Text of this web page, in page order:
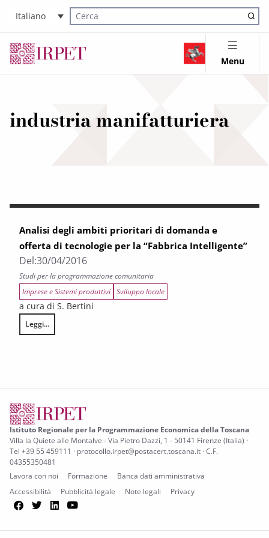
Italiano
Cerca nel sito
Menu
industria manifatturiera
Analisi degli ambiti prioritari di domanda e
offerta di tecnologie per la “Fabbrica Intelligente”
Del:30/04/2016
Studi per la programmazione comunitaria
Imprese e Sistemi produttivi Sviluppo locale
a cura di S. Bertini
Leggi...
Analisi degli ambiti prioritari di domanda e offerta di tecnologie per la
Istituto Regionale per la Programmazione Economica della Toscana
Villa la Quiete alle Montalve - Via Pietro Dazzi, 1 - 50141 Firenze (Italia) ·
Tel +39 55 459111 · protocollo.irpet@postacert.toscana.it · C.F.
04355350481
Lavora con noi
Formazione
Banca dati amministrativa
Accessibilità
Pubblicità legale Note legali Privacy
Facebook
TwitterLinkedIn